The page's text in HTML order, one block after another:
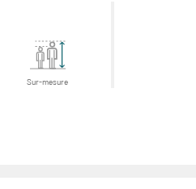
Sur-mesure